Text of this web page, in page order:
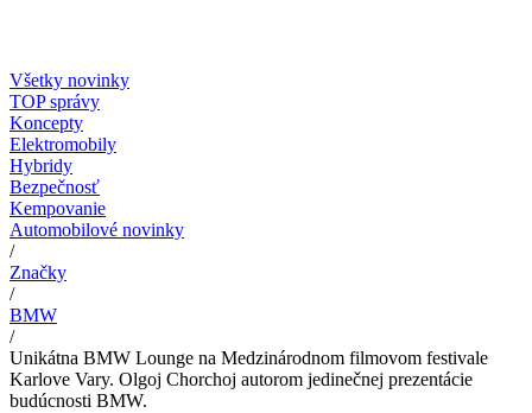
Všetky novinky
TOP správy
Koncepty
Elektromobily
Hybridy
Bezpečnosť
Kempovanie
Automobilové novinky
/
Značky
/
BMW
/
Unikátna BMW Lounge na Medzinárodnom filmovom festivale
Karlove Vary. Olgoj Chorchoj autorom jedinečnej prezentácie
budúcnosti BMW.